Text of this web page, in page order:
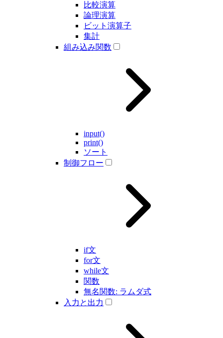
比較演算
論理演算
ビット演算子
集計
組み込み関数
input()
print()
ソート
制御フロー
if文
for文
while文
関数
無名関数: ラムダ式
入力と出力